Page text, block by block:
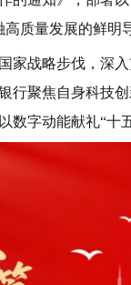
质量发展的鲜明
家战略步伐，深
聚焦自身科技
字动能献礼“十